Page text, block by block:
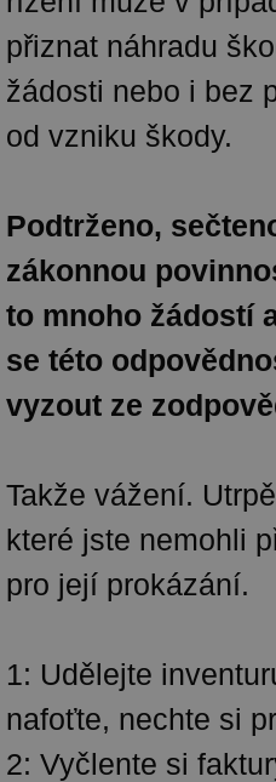
přiznat náhradu
žádosti nebo i bez
od vzniku škody.
Podtrženo,
zákonnou
to mnoho žádostí
se této
vyzout ze
Takže vážení.
které jste nemohli
pro její prokázání.
1: Udělejte
nafoťte, nechte si
2: Vyčlente si